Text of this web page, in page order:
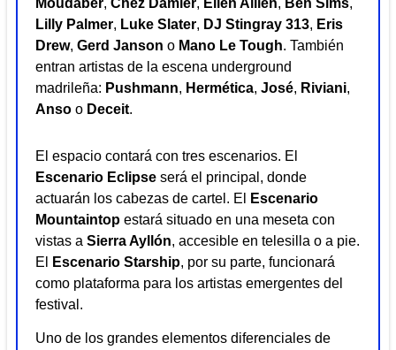
Lilly Palmer, Luke Slater, DJ Stingray 313, Eris
Drew, Gerd Janson o Mano Le Tough. También
entran artistas de la escena underground
madrileña: Pushmann, Hermética, José, Riviani,
Anso o Deceit.
El espacio contará con tres escenarios. El
Escenario Eclipse será el principal, donde
actuarán los cabezas de cartel. El
Escenario
Mountaintop estará situado en una meseta con
vistas a Sierra Ayllón, accesible en telesilla o a pie.
El
Escenario Starship, por su parte, funcionará
como plataforma para los artistas emergentes del
festival.
Uno de los grandes elementos diferenciales de